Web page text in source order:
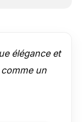
élégance et
un